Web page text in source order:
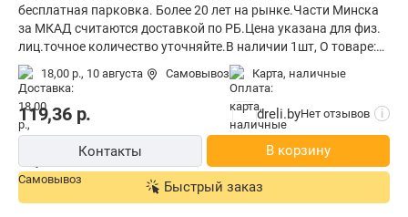
бесплатная парковка. Более 20 лет на рынке.Части Минска
за МКАД считаются доставкой по РБ.Цена указана для физ.
лиц.точное количество уточняйте.В наличии 1шт, О товаре:
длина 205 мм
18,00 р., 10 августа Самовывоз карта, наличные
119,36р. dreli.byНет отзывов i
Контакты В корзину
Быстрый заказ